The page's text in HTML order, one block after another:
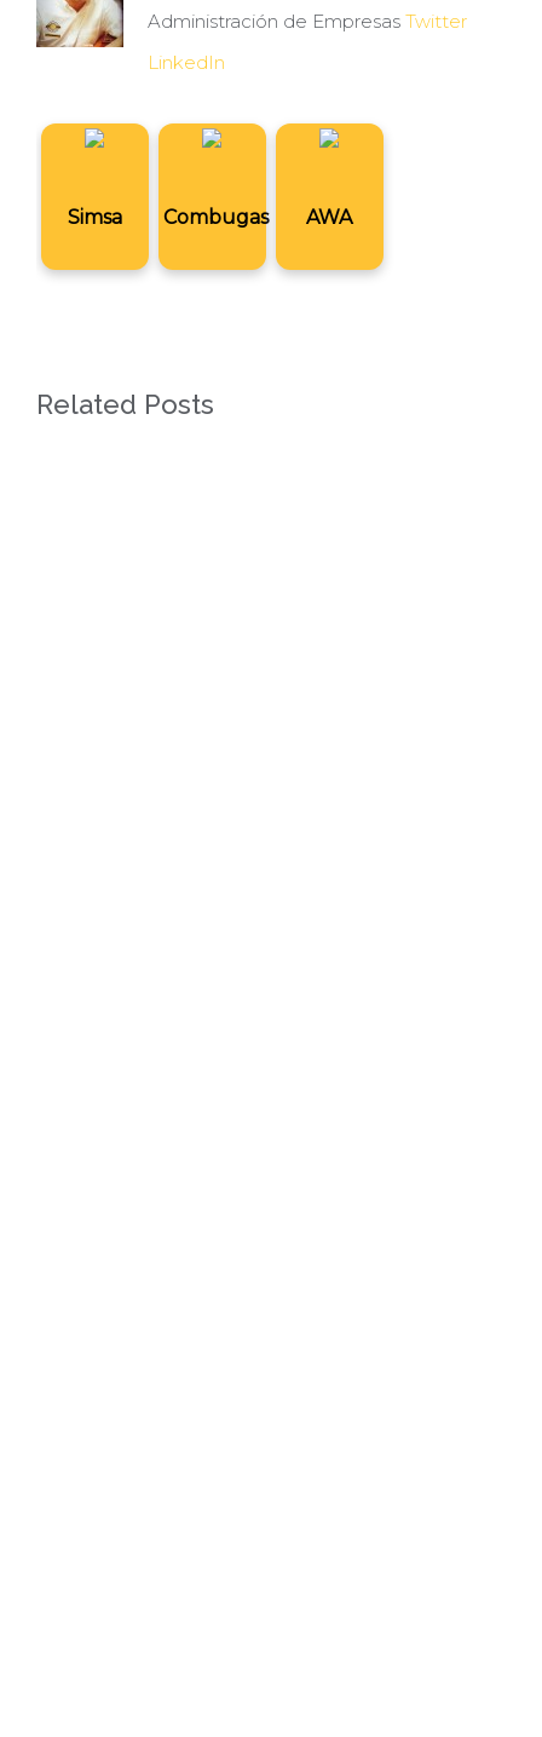
Administración de Empresas Twitter
LinkedIn
Simsa Combugas AWA
Related Posts